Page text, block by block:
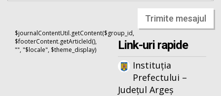
Trimite mesajul
$journalContentUtil.getContent($group_id,
$footerContent.getArticleId(),
"", "$locale", $theme_display)
Link-uri rapide
Instituția
Prefectului –
Județul Argeș